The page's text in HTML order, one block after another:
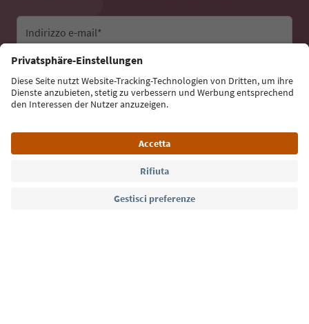
Indirizzo e-mail*
Iscriviti alla newsletter